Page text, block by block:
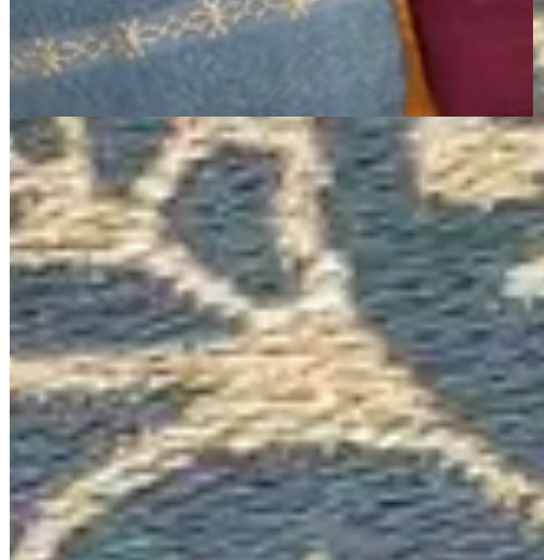
Página Inicial
Banho
Jogos de Banho
Jogo De Banho 4 Peças 100% Algodão 370g/M² Toalhas
Banhão Munique Marsala/Jeans
100% Algodão370g/M²
Jogo De Banho 4 Peças 100% Algodão
370g/M² Toalhas Banhão Munique
Marsala/Jeans
{{ data.product.name }}
{{ data.product.name }}